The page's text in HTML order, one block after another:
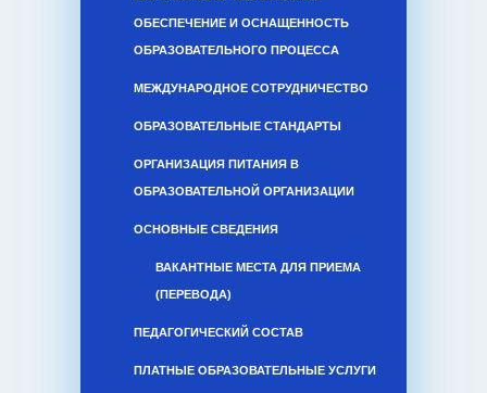
ОБЕСПЕЧЕНИЕ И ОСНАЩЕННОСТЬ
ОБРАЗОВАТЕЛЬНОГО ПРОЦЕССА
МЕЖДУНАРОДНОЕ СОТРУДНИЧЕСТВО
ОБРАЗОВАТЕЛЬНЫЕ СТАНДАРТЫ
ОРГАНИЗАЦИЯ ПИТАНИЯ В
ОБРАЗОВАТЕЛЬНОЙ ОРГАНИЗАЦИИ
ОСНОВНЫЕ СВЕДЕНИЯ
ВАКАНТНЫЕ МЕСТА ДЛЯ ПРИЕМА
(ПЕРЕВОДА)
ПЕДАГОГИЧЕСКИЙ СОСТАВ
ПЛАТНЫЕ ОБРАЗОВАТЕЛЬНЫЕ УСЛУГИ